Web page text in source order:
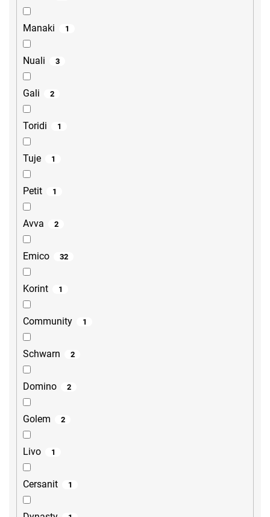
Manaki 1
Nuali 3
Gali 2
Toridi 1
Tuje 1
Petit 1
Avva 2
Emico 32
Korint 1
Community 1
Schwarn 2
Domino 2
Golem 2
Livo 1
Cersanit 1